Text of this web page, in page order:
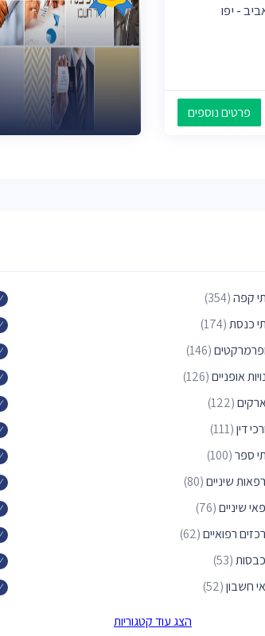
- יפו
פרטים נוספים
קפה(354)
כנסת(174)
(146)
אופניים(126)
(122)
דין(111)
ספר(100)
שיניים(80)
שיניים(76)
רפואיים(62)
(53)
חשבון(52)
הצג עוד קטגוריות